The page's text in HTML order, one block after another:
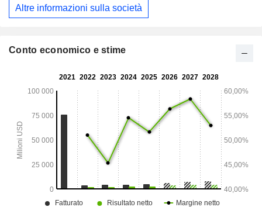
Altre informazioni sulla società
Conto economico e stime